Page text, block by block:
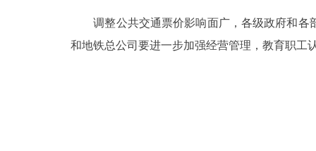
北京概况
调整公共交通票价影响面广，各级政府和各
和地铁总公司要进一步加强经营管理，教育职工